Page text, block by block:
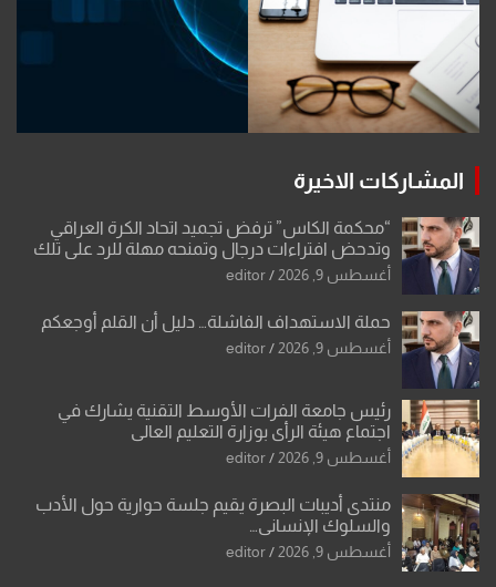
المشاركات الاخيرة
“محكمة الكاس” ترفض تجميد اتحاد الكرة العراقي
وتدحض افتراءات درجال وتمنحه مهلة للرد على تلك
الشكوى
أغسطس 9, 2026 editor
حملة الاستهداف الفاشلة… دليل أن القلم أوجعكم
أغسطس 9, 2026 editor
رئيس جامعة الفرات الأوسط التقنية يشارك في
اجتماع هيئة الرأي بوزارة التعليم العالي
أغسطس 9, 2026 editor
منتدى أديبات البصرة يقيم جلسة حوارية حول الأدب
والسلوك الإنساني…
أغسطس 9, 2026 editor